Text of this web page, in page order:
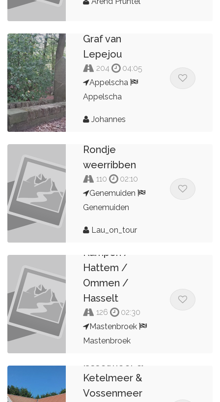
Graf van
Lepejou
204
04:05
Appelscha
Appelscha
Johannes
Rondje
weerribben
110
02:10
Genemuiden
Genemuiden
Lau_on_tour
Rondje
Kampen /
Hattem /
Ommen /
Hasselt
126
02:30
Mastenbroek
Mastenbroek
Lau_on_tour
IJsselmeer &
Ketelmeer &
Vossenmeer